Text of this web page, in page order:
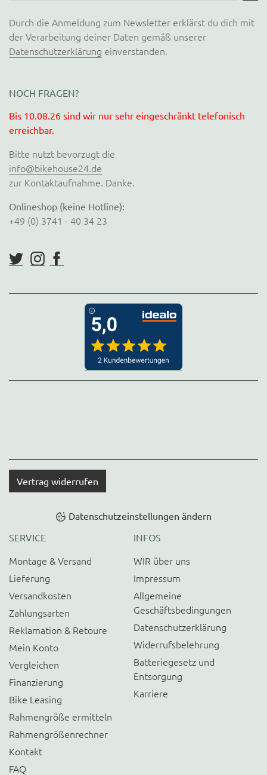
Durch die Anmeldung zum Newsletter erklärst du dich mit
der Verarbeitung deiner Daten gemäß unserer
Datenschutzerklärung einverstanden.
NOCH FRAGEN?
Bis 10.08.26 sind wir nur sehr eingeschränkt telefonisch
erreichbar.
Bitte nutzt bevorzugt die
info@bikehouse24.de
zur Kontaktaufnahme. Danke.
Onlineshop (keine Hotline):
+49 (0) 3741 - 40 34 23
Vertrag widerrufen
Datenschutzeinstellungen ändern
SERVICE
Montage & Versand
Lieferung
Versandkosten
Zahlungsarten
Reklamation & Retoure
Mein Konto
Vergleichen
Finanzierung
Bike Leasing
Rahmengröße ermitteln
Rahmengrößenrechner
Kontakt
FAQ
INFOS
WIR über uns
Impressum
Allgemeine
Geschäftsbedingungen
Datenschutzerklärung
Widerrufsbelehrung
Batteriegesetz und
Entsorgung
Karriere